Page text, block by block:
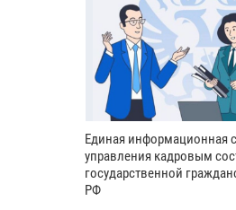
Единая информационная
управления кадровым
государственной
РФ